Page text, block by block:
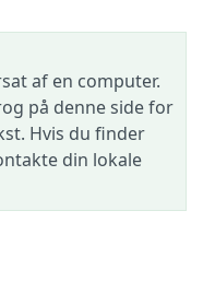
af en computer.
på denne side for
Hvis du finder
din lokale